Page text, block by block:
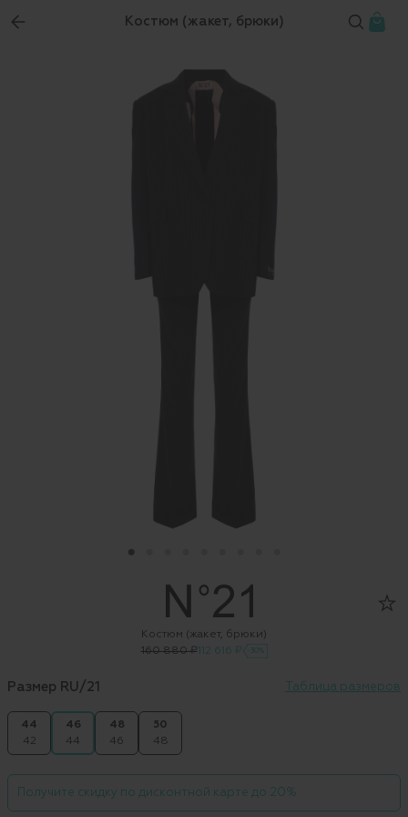
Костюм (жакет, брюки)
Костюм (жакет, брюки)
160 880 ₽ 112 616 ₽ -30%
Размер RU/21 Таблица размеров
44
42
46
44
48
46
50
48
Получите скидку по дисконтной карте до 20%